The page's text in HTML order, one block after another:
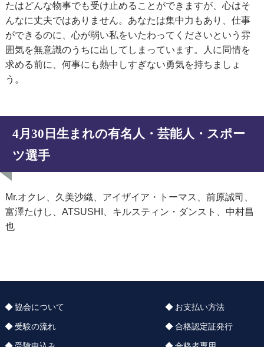
たはどんな物事でも受け止めることができますが、心はそ
んなに丈夫ではありません。あなたは集中力もあり、仕事
ができるのに、心が弱い私をいたわってくださいという雰
囲気を無意識のうちに出してしまっています。人に同情を
求める前に、何事にも熱中しすぎない勇気を持ちましょ
う。
4月30日生まれの有名人・芸能人・スポー
ツ選手
Mr.オクレ、久美沙織、アイザイア・トーマス、前原誠司、
富澤たけし、ATSUSHI、キルスティン・ダンスト、中村昌
也
協会について
受験の流れ
お支払い方法
合格認定証発行